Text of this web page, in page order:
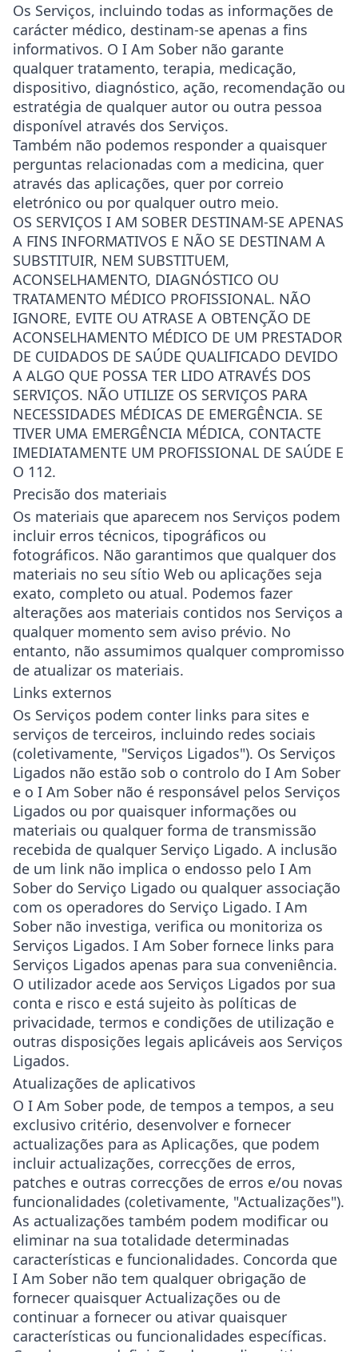
Os Serviços, incluindo todas as informações de
carácter médico, destinam-se apenas a fins
informativos. O I Am Sober não garante
qualquer tratamento, terapia, medicação,
dispositivo, diagnóstico, ação, recomendação ou
estratégia de qualquer autor ou outra pessoa
disponível através dos Serviços.
Também não podemos responder a quaisquer
perguntas relacionadas com a medicina, quer
através das aplicações, quer por correio
eletrónico ou por qualquer outro meio.
OS SERVIÇOS I AM SOBER DESTINAM-SE APENAS
A FINS INFORMATIVOS E NÃO SE DESTINAM A
SUBSTITUIR, NEM SUBSTITUEM,
ACONSELHAMENTO, DIAGNÓSTICO OU
TRATAMENTO MÉDICO PROFISSIONAL. NÃO
IGNORE, EVITE OU ATRASE A OBTENÇÃO DE
ACONSELHAMENTO MÉDICO DE UM PRESTADOR
DE CUIDADOS DE SAÚDE QUALIFICADO DEVIDO
A ALGO QUE POSSA TER LIDO ATRAVÉS DOS
SERVIÇOS. NÃO UTILIZE OS SERVIÇOS PARA
NECESSIDADES MÉDICAS DE EMERGÊNCIA. SE
TIVER UMA EMERGÊNCIA MÉDICA, CONTACTE
IMEDIATAMENTE UM PROFISSIONAL DE SAÚDE E
O 112.
Precisão dos materiais
Os materiais que aparecem nos Serviços podem
incluir erros técnicos, tipográficos ou
fotográficos. Não garantimos que qualquer dos
materiais no seu sítio Web ou aplicações seja
exato, completo ou atual. Podemos fazer
alterações aos materiais contidos nos Serviços a
qualquer momento sem aviso prévio. No
entanto, não assumimos qualquer compromisso
de atualizar os materiais.
Links externos
Os Serviços podem conter links para sites e
serviços de terceiros, incluindo redes sociais
(coletivamente, "Serviços Ligados"). Os Serviços
Ligados não estão sob o controlo do I Am Sober
e o I Am Sober não é responsável pelos Serviços
Ligados ou por quaisquer informações ou
materiais ou qualquer forma de transmissão
recebida de qualquer Serviço Ligado. A inclusão
de um link não implica o endosso pelo I Am
Sober do Serviço Ligado ou qualquer associação
com os operadores do Serviço Ligado. I Am
Sober não investiga, verifica ou monitoriza os
Serviços Ligados. I Am Sober fornece links para
Serviços Ligados apenas para sua conveniência.
O utilizador acede aos Serviços Ligados por sua
conta e risco e está sujeito às políticas de
privacidade, termos e condições de utilização e
outras disposições legais aplicáveis aos Serviços
Ligados.
Atualizações de aplicativos
O I Am Sober pode, de tempos a tempos, a seu
exclusivo critério, desenvolver e fornecer
actualizações para as Aplicações, que podem
incluir actualizações, correcções de erros,
patches e outras correcções de erros e/ou novas
funcionalidades (coletivamente, "Actualizações").
As actualizações também podem modificar ou
eliminar na sua totalidade determinadas
características e funcionalidades. Concorda que
I Am Sober não tem qualquer obrigação de
fornecer quaisquer Actualizações ou de
continuar a fornecer ou ativar quaisquer
características ou funcionalidades específicas.